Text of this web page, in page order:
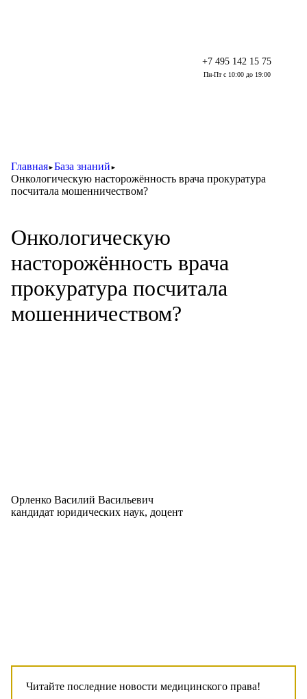
+7 495 142 15 75
Пн-Пт с 10:00 до 19:00
Главная►База знаний►
Онкологическую насторожённость врача прокуратура
посчитала мошенничеством?
Онкологическую
насторожённость врача
прокуратура посчитала
мошенничеством?
Орленко Василий Васильевич
кандидат юридических наук, доцент
Читайте последние новости медицинского права!